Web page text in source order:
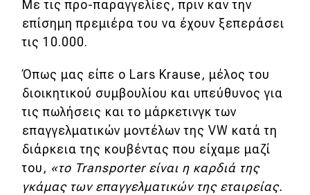
eDRIVE
DRIVE USED
Με τις προ-παραγγελίες, πριν καν την
επίσημη πρεμιέρα του να έχουν ξεπεράσει
τις 10.000.
Όπως μας είπε ο Lars Krause, μέλος του
διοικητικού συμβουλίου και υπεύθυνος για
τις πωλήσεις και το μάρκετινγκ των
επαγγελματικών μοντέλων της VW κατά τη
διάρκεια της κουβέντας που είχαμε μαζί
του, «το Transporter είναι η καρδιά της
γκάμας των επαγγελματικών της εταιρείας.